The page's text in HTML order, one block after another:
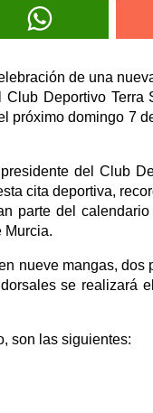
de una
Deportivo
próximo domingo 7
del Club
cita deportiva,
parte del
Murcia.
nueve mangas,
se realizará
son las siguientes: